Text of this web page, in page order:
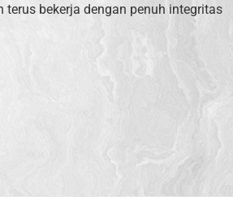
bekerja dengan penuh integritas